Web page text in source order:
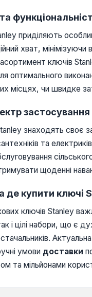
приділяють
хват,
ключів
оптимального
місцях, чи швидке
застосування
знаходять своє
та
щоденні
де купити ключі
ключів Stanley
і цілі набори, що є
Актуальна
умови доставки
та мільйонами